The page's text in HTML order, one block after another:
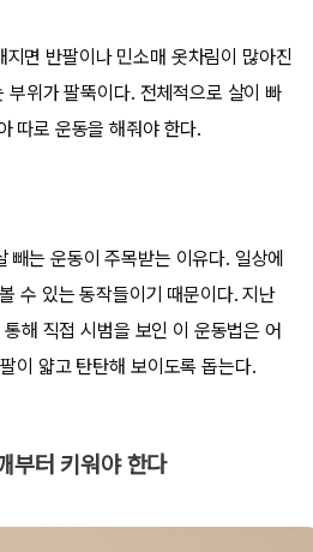
면 반팔이나 민소매 옷차림이 많아진
부위가 팔뚝이다. 전체적으로 살이 빠
따로 운동을 해줘야 한다.
빼는 운동이 주목받는 이유다. 일상에
수 있는 동작들이기 때문이다. 지난
통해 직접 시범을 보인 이 운동법은 어
이 얇고 탄탄해 보이도록 돕는다.
부터 키워야 한다